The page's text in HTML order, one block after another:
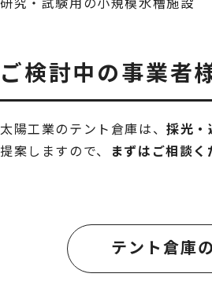
ご検討中の事業者
太陽工業のテント倉庫は、採光・
提案しますので、
まずはご相談く
テント倉庫